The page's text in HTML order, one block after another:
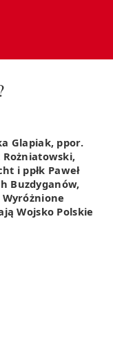
Glapiak, ppor.
Rożniatowski,
i ppłk Paweł
Buzdyganów,
Wojsko Polskie